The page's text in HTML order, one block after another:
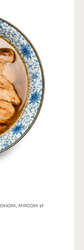
мясом и